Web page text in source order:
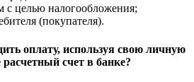
с целью налогообложения;
(покупателя).
оплату, используя свою личную
счет в банке?